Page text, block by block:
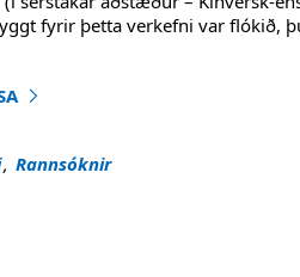
fyrir þetta verkefni var flókið,
Jafns Nýjungum Í Ský"
, Rannsóknir